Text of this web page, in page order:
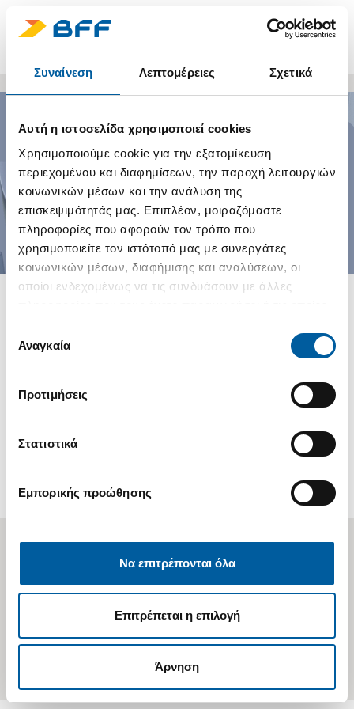
Συναίνεση Λεπτομέρειες Σχετικά
Αυτή η ιστοσελίδα χρησιμοποιεί cookies
Χρησιμοποιούμε cookie για την εξατομίκευση
περιεχομένου και διαφημίσεων, την παροχή λειτουργιών
κοινωνικών μέσων και την ανάλυση της
επισκεψιμότητάς μας. Επιπλέον, μοιραζόμαστε
πληροφορίες που αφορούν τον τρόπο που
χρησιμοποιείτε τον ιστότοπό μας με συνεργάτες
κοινωνικών μέσων, διαφήμισης και αναλύσεων, οι
οποίοι ενδεχομένως να τις συνδυάσουν με άλλες
των υπηρεσιών τους.
συγκατάθεσης
Αναγκαία
Προτιμήσεις
Στατιστικά
Εμπορικής προώθησης
Να επιτρέπονται όλα
Επιτρέπεται η επιλογή
Άρνηση
ΕΠΕΝΔΥΤΕΣ ΧΩΡΕΣ
ΠΟΙΟΙ ΕΙΜΑΣΤΕ
ΕΠΙΣΤΡΟΦΗ ΣΤΗΝ ΑΡΧΙΚΗ
GDPR - ΠΡΟΣΩΠΙΚΑ ΔΕΔΟΜΕΝΑ
ΠΟΛΙΤΙΚΗ ΑΠΟΡΡΗΤΟΥ
ΟΡΟΙ ΧΡΗΣΗΣ
ΠΡΟΣΒΑΣΙΜΌΤΗΤΑΣ